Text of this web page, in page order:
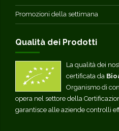
Promozioni della settimana
Qualità dei Prodotti
La qualità dei
certificata da
Organismo di
opera nel settore della
garantisce alle aziende controlli